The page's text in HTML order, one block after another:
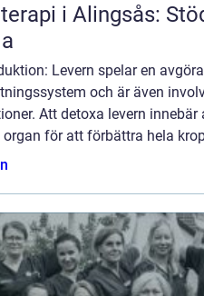
i Alingsås:
Levern spelar en
och är även
Att detoxa levern
organ för att förbättra hela